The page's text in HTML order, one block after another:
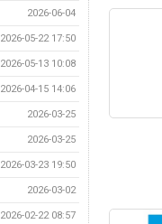
2026-06-04
2026-05-22 17:50
2026-05-13 10:08
2026-04-15 14:06
2026-03-25
2026-03-25
2026-03-23 19:50
2026-03-02
2026-02-22 08:57